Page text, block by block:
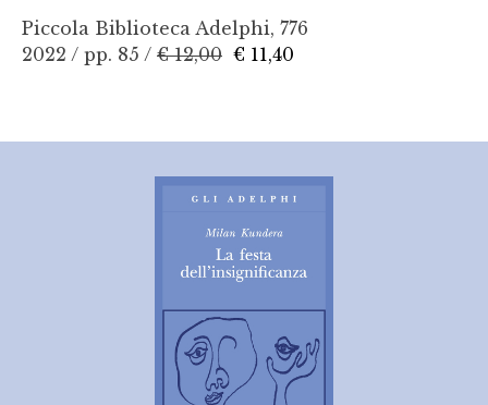
Piccola Biblioteca Adelphi, 776
2022 / pp. 85 / € 12,00 € 11,40